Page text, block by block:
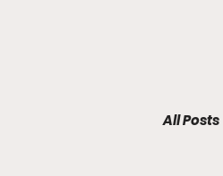
All Posts